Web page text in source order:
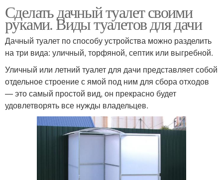
Сделать дачный туалет своими
руками. Виды туалетов для дачи
Дачный туалет по способу устройства можно разделить
на три вида: уличный, торфяной, септик или выгребной.
Уличный или летний туалет для дачи представляет собой
отдельное строение с ямой под ним для сбора отходов
— это самый простой вид, он прекрасно будет
удовлетворять все нужды владельцев.